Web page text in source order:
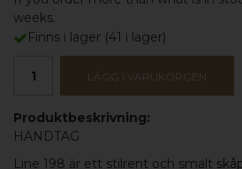
weeks.
Finns i lager (41 i lager)
LÄGG I VARUKORGEN
Produktbeskrivning:
HANDTAG
Line 198 är ett stilrent och smalt